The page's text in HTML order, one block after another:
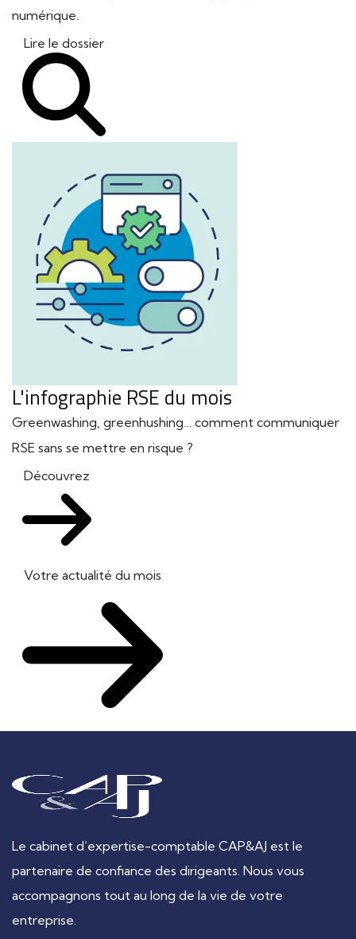
numérique.
Lire le dossier
L'infographie RSE du mois
Greenwashing, greenhushing… comment communiquer
RSE sans se mettre en risque ?
Découvrez
Votre actualité du mois
Le cabinet d’expertise-comptable CAP&AJ est le
partenaire de confiance des dirigeants. Nous vous
accompagnons tout au long de la vie de votre
entreprise.